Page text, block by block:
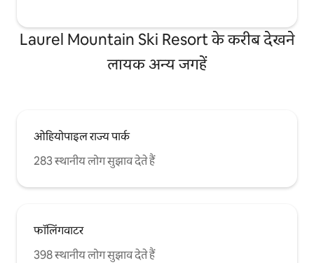
Laurel Mountain Ski Resort के करीब देखने
लायक अन्य जगहें
ओहियोपाइल राज्य पार्क
283 स्थानीय लोग सुझाव देते हैं
फॉलिंगवाटर
398 स्थानीय लोग सुझाव देते हैं